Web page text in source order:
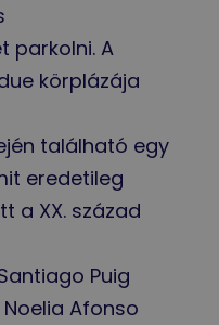
parkolni. A
körplázája
található egy
eredetileg
a XX. század
Puig
Afonso